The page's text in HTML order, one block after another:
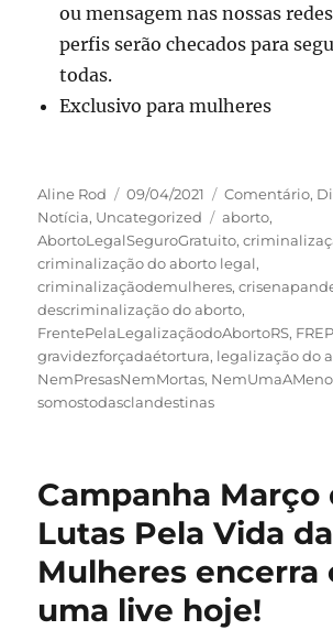
ou mensagem nas nossas
perfis serão checados para
todas.
Exclusivo para mulheres
Autor
Aline Rod
Publicado
em
09/04/2021 Categorias
Comentário,
Notícia, Uncategorized Tags
aborto,
AbortoLegalSeguroGratuito,
criminalização do aborto legal,
criminalizaçãodemulheres,
descriminalização do aborto,
FrentePelaLegalizaçãodoAbortoRS,
gravidezforçadaétortura, legalização do
NemPresasNemMortas,
somostodasclandestinas
Campanha Março
Lutas Pela Vida
Mulheres encerra
uma live hoje!